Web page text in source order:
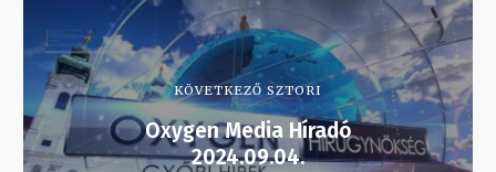
KÖVETKEZŐ SZTORI
Oxygen Media Híradó
2024.09.04.